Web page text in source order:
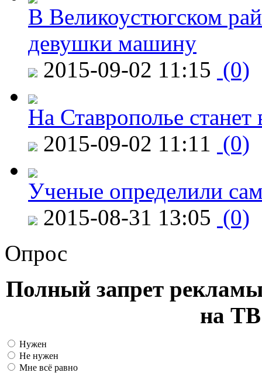
В Великоустюгском
девушки машину
2015-09-02 11:15 (0)
На Ставрополье
2015-09-02 11:11 (0)
Ученые определили
2015-08-31 13:05 (0)
Опрос
Полный запрет
на ТВ
Нужен
Не нужен
Мне всё равно